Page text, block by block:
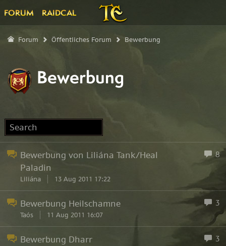
FORUM RAIDCAL
Forum Öffentliches Forum Bewerbung
Bewerbung
Bewerbung von Liliána Tank/Heal
Paladin
8
Liliána 13 Aug 2011 17:22
Bewerbung Heilschamne 3
Taós 11 Aug 2011 16:07
Bewerbung Dharr 3